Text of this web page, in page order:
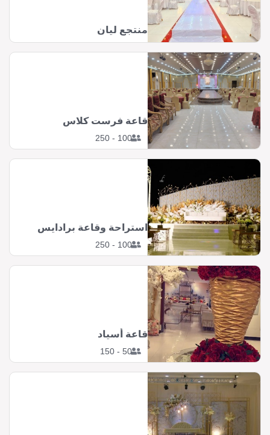
منتجع ليان
100 - 250
قاعة فرست كلاس
100 - 250
استراحة وقاعة برادايس
50 - 150
قاعة أسياد